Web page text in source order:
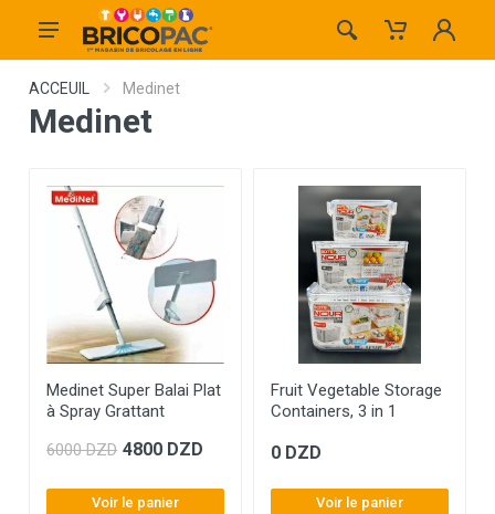
ACCEUIL Medinet
Medinet
Medinet Super Balai Plat
à Spray Grattant
6000 DZD 4800 DZD
Voir le panier
Fruit Vegetable Storage
Containers, 3 in 1
0 DZD
Voir le panier